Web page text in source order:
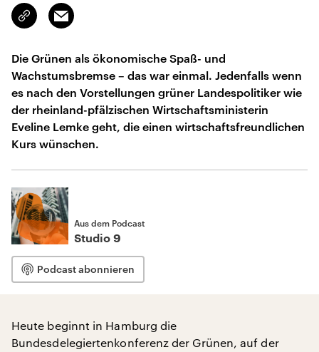
Link
kopieren/teilen
Email
Die Grünen als ökonomische Spaß- und
Wachstumsbremse – das war einmal. Jedenfalls wenn
es nach den Vorstellungen grüner Landespolitiker wie
der rheinland-pfälzischen Wirtschaftsministerin
Eveline Lemke geht, die einen wirtschaftsfreundlichen
Kurs wünschen.
Aus dem Podcast
Studio 9
Podcast abonnieren
Heute beginnt in Hamburg die
Bundesdelegiertenkonferenz der Grünen, auf der